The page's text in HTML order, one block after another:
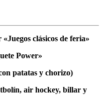
clásicos de feria»
Power»
patatas y chorizo)
air hockey, billar y